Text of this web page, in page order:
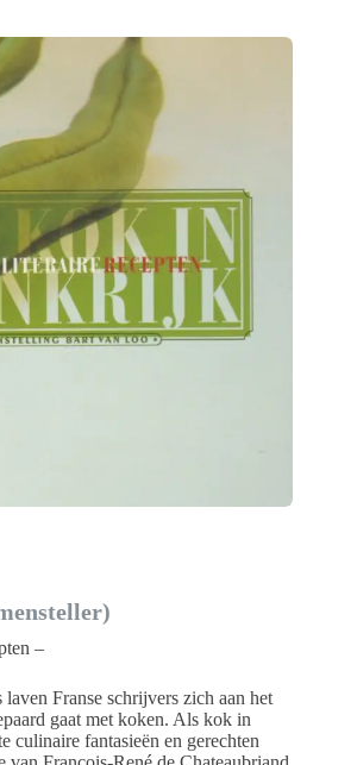
–
laven Franse schrijvers zich aan het
gaat met koken. Als kok in
culinaire fantasieën en gerechten